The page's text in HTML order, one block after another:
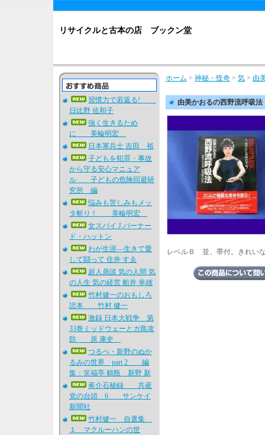
リサイクルと古本の店 ブックン堂
習慣力で若返る!
日比野 佐和子
強く生きるため
に 美輪明宏
日本軍兵士 吉田 裕
子どもを犯罪・事故
から守る安心マニュア
ル 子どもの危険回避研
究所 編
悩みも苦しみもメッ
タ斬り！ 美輪明宏
女スパイ J.バーナー
ド・ハットン
わが生涯―生きて愛
して闘って 住井 すゑ
超人鼎談 気の人間 気
の人生 気の経営 船井 幸雄
竹村健一のおもしろ
読本 竹村 健一
激録 日本大戦争 第
33巻ミッドウェーとガ島攻
防 原 康史
つるべ・新野のぬか
るみの世界 part 2 編
集：笑福亭 鶴瓶 新野 新
蒋介石秘録 共産
党の台頭 6 サンケイ
新聞社
竹村健一 自選集
１ マクルーハンの世
ホーム > 神秘・怪奇 > 気 > 由
由美かおるの西野流呼吸
レベルＢ 並、帯付。きれい